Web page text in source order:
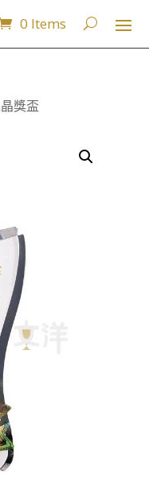
0 Items
獎盃